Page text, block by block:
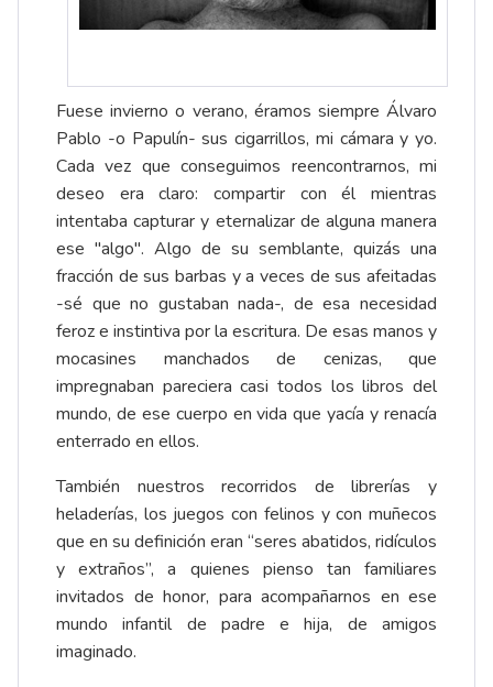
Fuese invierno o verano, éramos siempre Álvaro
Pablo -o Papulín- sus cigarrillos, mi cámara y yo.
Cada vez que conseguimos reencontrarnos, mi
deseo era claro: compartir con él mientras
intentaba capturar y eternalizar de alguna manera
ese "algo". Algo de su semblante, quizás una
fracción de sus barbas y a veces de sus afeitadas
-sé que no gustaban nada-, de esa necesidad
feroz e instintiva por la escritura. De esas manos y
mocasines manchados de cenizas, que
impregnaban pareciera casi todos los libros del
mundo, de ese cuerpo en vida que yacía y renacía
enterrado en ellos.
También nuestros recorridos de librerías y
heladerías, los juegos con felinos y con muñecos
que en su definición eran “seres abatidos, ridículos
y extraños”, a quienes pienso tan familiares
invitados de honor, para acompañarnos en ese
mundo infantil de padre e hija, de amigos
imaginado.